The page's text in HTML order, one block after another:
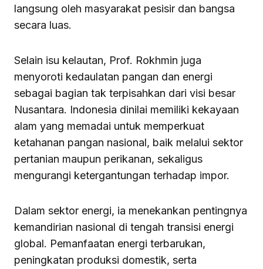
langsung oleh masyarakat pesisir dan bangsa
secara luas.
Selain isu kelautan, Prof. Rokhmin juga
menyoroti kedaulatan pangan dan energi
sebagai bagian tak terpisahkan dari visi besar
Nusantara. Indonesia dinilai memiliki kekayaan
alam yang memadai untuk memperkuat
ketahanan pangan nasional, baik melalui sektor
pertanian maupun perikanan, sekaligus
mengurangi ketergantungan terhadap impor.
Dalam sektor energi, ia menekankan pentingnya
kemandirian nasional di tengah transisi energi
global. Pemanfaatan energi terbarukan,
peningkatan produksi domestik, serta